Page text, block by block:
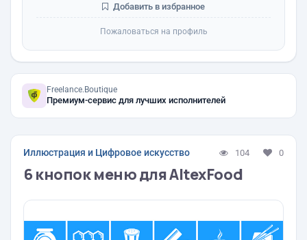
Добавить в избранное
Пожаловаться на профиль
Freelance.Boutique
Премиум-сервис для лучших исполнителей
Иллюстрация и Цифровое искусство 104 0
6 кнопок меню для AltexFood